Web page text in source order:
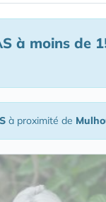
à moins de
à proximité de